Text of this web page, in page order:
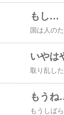
もし…
いやは
もうね